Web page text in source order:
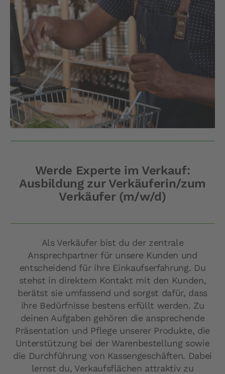
Werde Experte im Verkauf:
Ausbildung zur Verkäuferin/zum
Verkäufer (m/w/d)
Als Verkäufer bist du der zentrale
Ansprechpartner für unsere Kunden und
entscheidend für ihre Einkaufserfahrung. Du
stehst in direktem Kontakt mit den Kunden,
berätst sie umfassend und sorgst dafür, dass
ihre Bedürfnisse bestens erfüllt werden. Zu
deinen Aufgaben gehören die ansprechende
Präsentation und Pflege unserer Produkte, die
Unterstützung bei der Warenbestellung sowie
die Durchführung von Kassengeschäften. Dabei
lernst du, Verkaufsflächen attraktiv zu